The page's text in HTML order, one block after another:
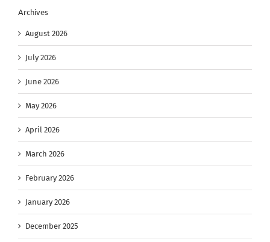
Archives
August 2026
July 2026
June 2026
May 2026
April 2026
March 2026
February 2026
January 2026
December 2025